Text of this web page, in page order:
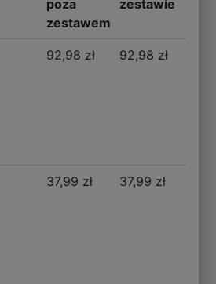
poza
zestawem
zestawie
92,98 zł 92,98 zł
37,99 zł 37,99 zł